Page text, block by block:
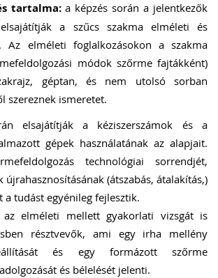
tartalma:a képzés során a jelentkezők
a szűcs szakma elméleti és
Az elméleti foglalkozásokon a szakma
módok szőrme fajtákként)
géptan, és nem utolsó sorban
szereznek ismeretet.
elsajátítják a kéziszerszámok és a
gépek használatának az alapjait.
technológiai sorrendjét,
újrahasznosításának (átszabás, átalakítás,)
a tudást egyénileg fejlesztik.
elméleti mellett gyakorlati vizsgát is
résztvevők, ami egy irha mellény
és egy formázott szőrme
és bélelését jelenti.